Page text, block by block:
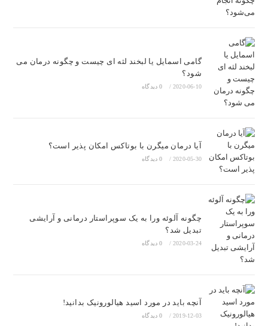
گامی اسمایل یا لبخند لثه ای چیست و چگونه درمان می
شود؟
2020-06-10
/ 0 دیدگاه
آیا درمان میگرن با بوتاکس امکان پذیر است؟
2020-05-30
/ 0 دیدگاه
چگونه آلوئه ورا به یک سوپراستار درمانی و آرایشی
تبدیل شد؟
2020-03-24
/ 0 دیدگاه
آنچه باید در مورد اسید هیالورونیک بدانید!
2019-12-03
/ 0 دیدگاه